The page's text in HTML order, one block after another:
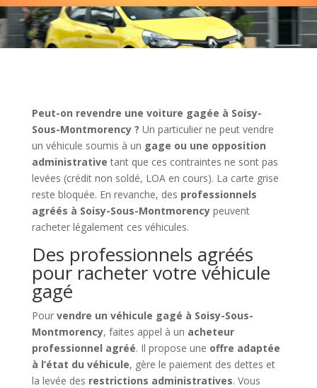
Peut-on revendre une voiture gagée à Soisy-
Sous-Montmorency ? Un particulier ne peut vendre
un véhicule soumis à un gage ou une opposition
administrative tant que ces contraintes ne sont pas
levées (crédit non soldé, LOA en cours). La carte grise
reste bloquée. En revanche, des professionnels
agréés à Soisy-Sous-Montmorencypeuvent
racheter légalement ces véhicules.
Des professionnels agréés
pour racheter votre véhicule
gagé
Pour vendre un véhicule gagé à Soisy-Sous-
Montmorency, faites appel à un acheteur
professionnel agréé. Il propose une offre adaptée
à l’état du véhicule, gère le paiement des dettes et
la levée des restrictions administratives. Vous